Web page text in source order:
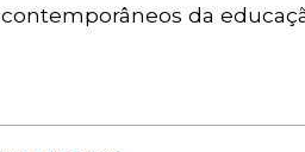
contemporâneos da